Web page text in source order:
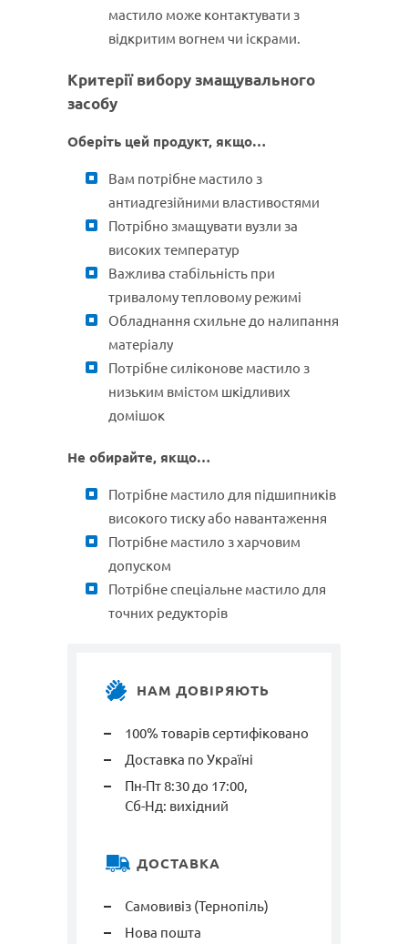
мастило може контактувати з
відкритим вогнем чи іскрами.
Критерії вибору змащувального
засобу
Оберіть цей продукт, якщо…
Вам потрібне мастило з
антиадгезійними властивостями
Потрібно змащувати вузли за
високих температур
Важлива стабільність при
тривалому тепловому режимі
Обладнання схильне до налипання
матеріалу
Потрібне силіконове мастило з
низьким вмістом шкідливих
домішок
Не обирайте, якщо…
Потрібне мастило для підшипників
високого тиску або навантаження
Потрібне мастило з харчовим
допуском
Потрібне спеціальне мастило для
точних редукторів
НАМ ДОВІРЯЮТЬ
100% товарів сертифіковано
Доставка по Україні
Пн-Пт 8:30 до 17:00,
Сб-Нд: вихідний
ДОСТАВКА
Самовивіз (Тернопіль)
Нова пошта